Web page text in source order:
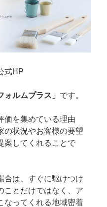
式HP
ォルムプラス」 です。
価を集めている理由
の状況やお客様の要望
案してくれることで
合は、すぐに駆けつけ
ことだけではなく、ア
なってくれる地域密着